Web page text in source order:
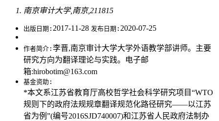
南京审计大学,南京,211815
出版日期: 2017-11-28 发布日期: 2020-07-25
作者简介: 李晋,南京审计大学大学外语教学部讲师。主要
研究方向为翻译理论与实践。电子邮
箱:hirobotim@163.com
基金资助:
*本文系江苏省教育厅高校哲学社会科学研究项目“WTO
规则下的政府法规规章翻译规范化路径研究——以江苏
省为例”(编号2016SJD740007)和江苏省人民政府法制办